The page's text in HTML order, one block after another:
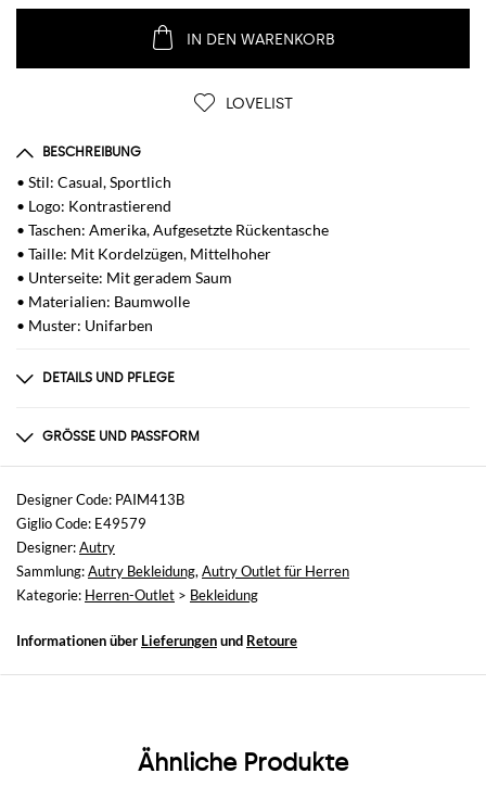
IN DEN WARENKORB
LOVELIST
BESCHREIBUNG
• Stil: Casual, Sportlich
• Logo: Kontrastierend
• Taschen: Amerika, Aufgesetzte Rückentasche
• Taille: Mit Kordelzügen, Mittelhoher
• Unterseite: Mit geradem Saum
• Materialien: Baumwolle
• Muster: Unifarben
DETAILS UND PFLEGE
100% CO
GRÖSSE UND PASSFORM
Größen
nicht verfügbar
Größe und Passform
Normale Passform
Designer Code: PAIM413B
Giglio Code: E49579
Designer:Autry
Sammlung:Autry Bekleidung, Autry Outlet für Herren
Kategorie: Herren-Outlet > Bekleidung
Informationen über Lieferungenund Retoure
Ähnliche Produkte